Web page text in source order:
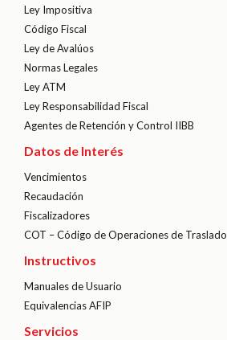
Ley Impositiva
Código Fiscal
Ley de Avalúos
Normas Legales
Ley ATM
Ley Responsabilidad Fiscal
Agentes de Retención y Control IIBB
Datos de Interés
Vencimientos
Recaudación
Fiscalizadores
COT – Código de Operaciones de Traslado
Instructivos
Manuales de Usuario
Equivalencias AFIP
Servicios